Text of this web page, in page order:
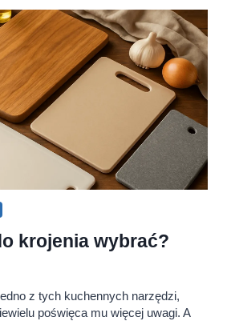
REHABILITACJI
krojenia wybrać?
z tych kuchennych narzędzi,
poświęca mu więcej uwagi. A